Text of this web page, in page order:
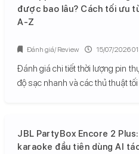
được bao lâu? Cách tối ưu
A-Z
Đánh giá chi tiết thời lượng pin
độ sạc nhanh và các thủ thuật
Đánh giá/ Review 15/07/2026
JBL PartyBox Encore 2
karaoke đầu tiên dùng AI